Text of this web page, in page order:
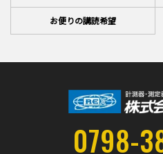
お便りの講読希望
0798-